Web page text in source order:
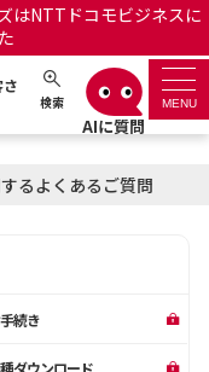
はNTTドコモビジネスに
検索 MENU
日本語 English
ートサイトの使い方
るよくあるご質問
続き
ダウンロード